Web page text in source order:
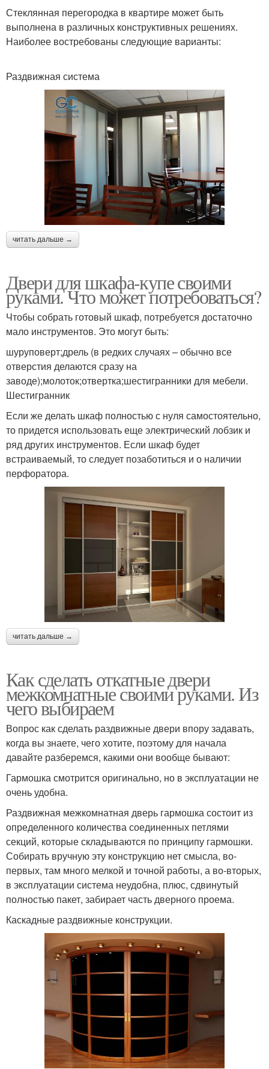
Стеклянная перегородка в квартире может быть
выполнена в различных конструктивных решениях.
Наиболее востребованы следующие варианты:
Раздвижная система
читать дальше →
Двери для шкафа-купе своими
руками. Что может потребоваться?
Чтобы собрать готовый шкаф, потребуется достаточно
мало инструментов. Это могут быть:
шуруповерт;дрель (в редких случаях – обычно все
отверстия делаются сразу на
заводе);молоток;отвертка;шестигранники для мебели.
Шестигранник
Если же делать шкаф полностью с нуля самостоятельно,
то придется использовать еще электрический лобзик и
ряд других инструментов. Если шкаф будет
встраиваемый, то следует позаботиться и о наличии
перфоратора.
читать дальше →
Как сделать откатные двери
межкомнатные своими руками. Из
чего выбираем
Вопрос как сделать раздвижные двери впору задавать,
когда вы знаете, чего хотите, поэтому для начала
давайте разберемся, какими они вообще бывают:
Гармошка смотрится оригинально, но в эксплуатации не
очень удобна.
Раздвижная межкомнатная дверь гармошка состоит из
определенного количества соединенных петлями
секций, которые складываются по принципу гармошки.
Собирать вручную эту конструкцию нет смысла, во-
первых, там много мелкой и точной работы, а во-вторых,
в эксплуатации система неудобна, плюс, сдвинутый
полностью пакет, забирает часть дверного проема.
Каскадные раздвижные конструкции.